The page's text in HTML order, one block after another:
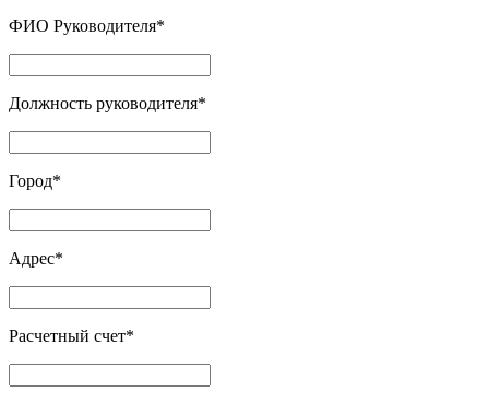
ФИО Руководителя*
Должность руководителя*
Город*
Адрес*
Расчетный счет*